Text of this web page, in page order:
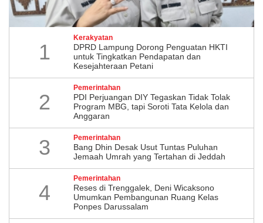
1
Kerakyatan
DPRD Lampung Dorong Penguatan HKTI
untuk Tingkatkan Pendapatan dan
Kesejahteraan Petani
2
Pemerintahan
PDI Perjuangan DIY Tegaskan Tidak Tolak
Program MBG, tapi Soroti Tata Kelola dan
Anggaran
3 Pemerintahan
Bang Dhin Desak Usut Tuntas Puluhan
Jemaah Umrah yang Tertahan di Jeddah
4
Pemerintahan
​Reses di Trenggalek, Deni Wicaksono
Umumkan Pembangunan Ruang Kelas
Ponpes Darussalam